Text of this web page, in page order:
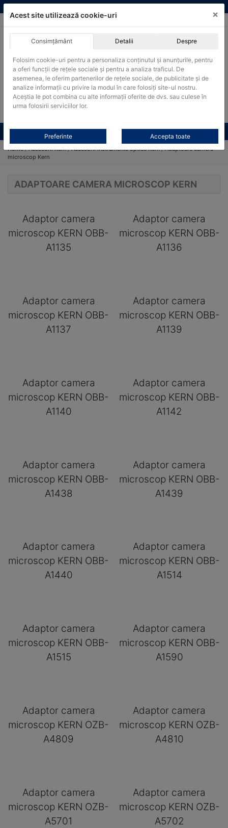
Skip
to
Produsele pot fi achizitionate si in sistemul SEAP / SICAP
Products
search
CAUTARE
Toate produsele CONTACT
Home/Accesorii Kern/Accesorii instrumente optice Kern/ Adaptoare camera
microscop Kern
ADAPTOARE CAMERA MICROSCOP KERN
Adaptor camera
microscop KERN OBB-
A1135
Adaptor camera
microscop KERN OBB-
A1136
Adaptor camera
microscop KERN OBB-
A1137
Adaptor camera
microscop KERN OBB-
A1139
Adaptor camera
microscop KERN OBB-
A1140
Adaptor camera
microscop KERN OBB-
A1142
Adaptor camera
microscop KERN OBB-
A1438
Adaptor camera
microscop KERN OBB-
A1439
Adaptor camera
microscop KERN OBB-
A1440
Adaptor camera
microscop KERN OBB-
A1514
Adaptor camera
microscop KERN OBB-
A1515
Adaptor camera
microscop KERN OBB-
A1590
Adaptor camera
microscop KERN OZB-
A4809
Adaptor camera
microscop KERN OZB-
A4810
Adaptor camera
microscop KERN OZB-
A5701
Adaptor camera
microscop KERN OZB-
A5702
Acest site utilizează cookie-uri ×
Consimțământ Detalii Despre
Folosim cookie-uri pentru a personaliza conținutul și anunțurile, pentru
a oferi funcții de rețele sociale și pentru a analiza traficul. De
asemenea, le oferim partenerilor de rețele sociale, de publicitate și de
analize informații cu privire la modul în care folosiți site-ul nostru.
Aceștia le pot combina cu alte informații oferite de dvs. sau culese în
urma folosirii serviciilor lor.
Preferinte Accepta toate